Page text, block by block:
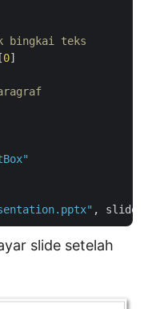
bingkai teks
0]
slide setelah